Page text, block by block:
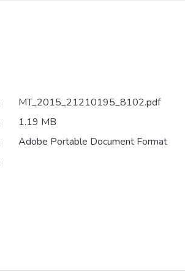
MT_2015_21210195_8102.pdf
1.19 MB
Adobe Portable Document Format